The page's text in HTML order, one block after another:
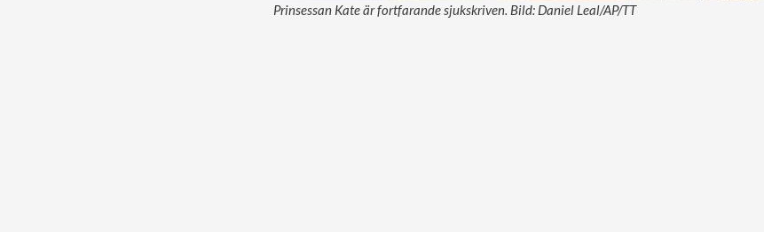
Prinsessan Kate är fortfarande sjukskriven. Bild: Daniel Leal/AP/TT